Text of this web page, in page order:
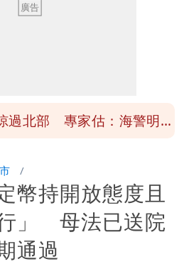
」 捐500萬獎學金延續愛
近！鄭明典示警「恐遇黑潮
桌卡盒
過北部 專家估：海警明發
」 捐500萬獎學金延續愛
近！鄭明典示警「恐遇黑潮
歧藏警訊：不利強度維持
幣持開放態度且
」 母法已送院
通過